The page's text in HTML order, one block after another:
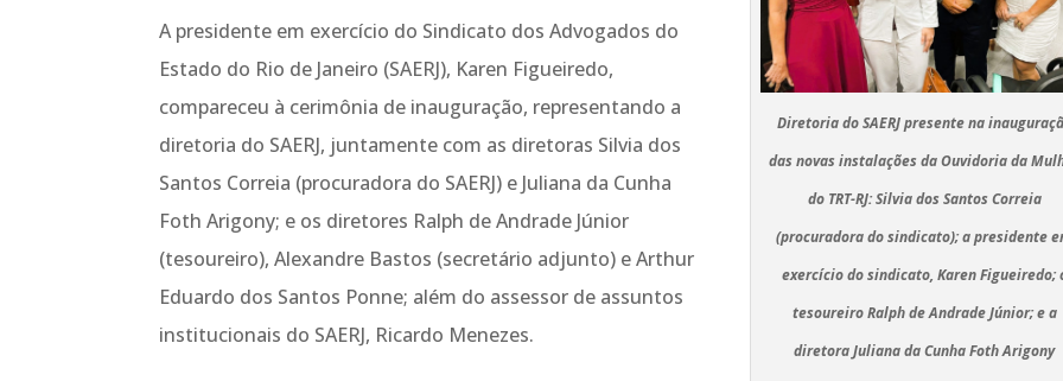
Diretoria do SAERJ presente na
das novas instalações da Ouvidoria da
do TRT-RJ: Silvia dos Santos Correia
(procuradora do sindicato); a presidente
exercício do sindicato, Karen Figueiredo;
tesoureiro Ralph de Andrade Júnior; e a
diretora Juliana da Cunha Foth Arigony
A presidente em exercício do Sindicato dos Advogados do
Estado do Rio de Janeiro (SAERJ), Karen Figueiredo,
compareceu à cerimônia de inauguração, representando a
diretoria do SAERJ, juntamente com as diretoras Silvia dos
Santos Correia (procuradora do SAERJ) e Juliana da Cunha
Foth Arigony; e os diretores Ralph de Andrade Júnior
(tesoureiro), Alexandre Bastos (secretário adjunto) e Arthur
Eduardo dos Santos Ponne; além do assessor de assuntos
institucionais do SAERJ, Ricardo Menezes.